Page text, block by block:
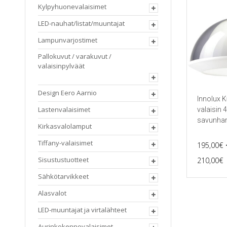
Innolux
valaisin
195,00€
210,00€
tuotteella
Kylpyhuonevalaisimet
LED-nauhat/listat/muuntajat
Lampunvarjostimet
Pallokuvut / varakuvut /
valaisinpylväät
Design Eero Aarnio
Lastenvalaisimet
Kirkasvalolamput
Tiffany-valaisimet
Sisustustuotteet
Sähkötarvikkeet
Alasvalot
LED-muuntajat ja virtalähteet